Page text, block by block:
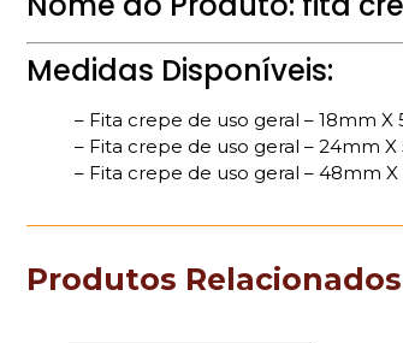
Medidas Disponíveis:
– Fita crepe de uso geral – 18mm X
– Fita crepe de uso geral – 24mm
– Fita crepe de uso geral – 48mm
Produtos Relacionados